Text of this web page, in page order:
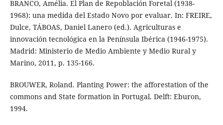
BRANCO, Amélia. El Plan de Repoblación Foretal (1938-
1968): una medida del Estado Novo por evaluar. In: FREIRE,
Dulce, TÁBOAS, Daniel Lanero (ed.). Agriculturas e
innovación tecnológica en la Península Ibérica (1946-1975).
Madrid: Ministerio de Medio Ambiente y Medio Rural y
Marino, 2011, p. 135-166.
BROUWER, Roland. Planting Power: the afforestation of the
commons and State formation in Portugal. Delft: Eburon,
1994.